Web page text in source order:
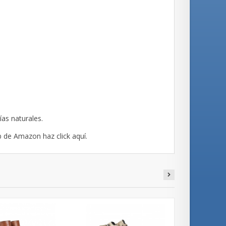
naturales.
Amazon haz click aquí.